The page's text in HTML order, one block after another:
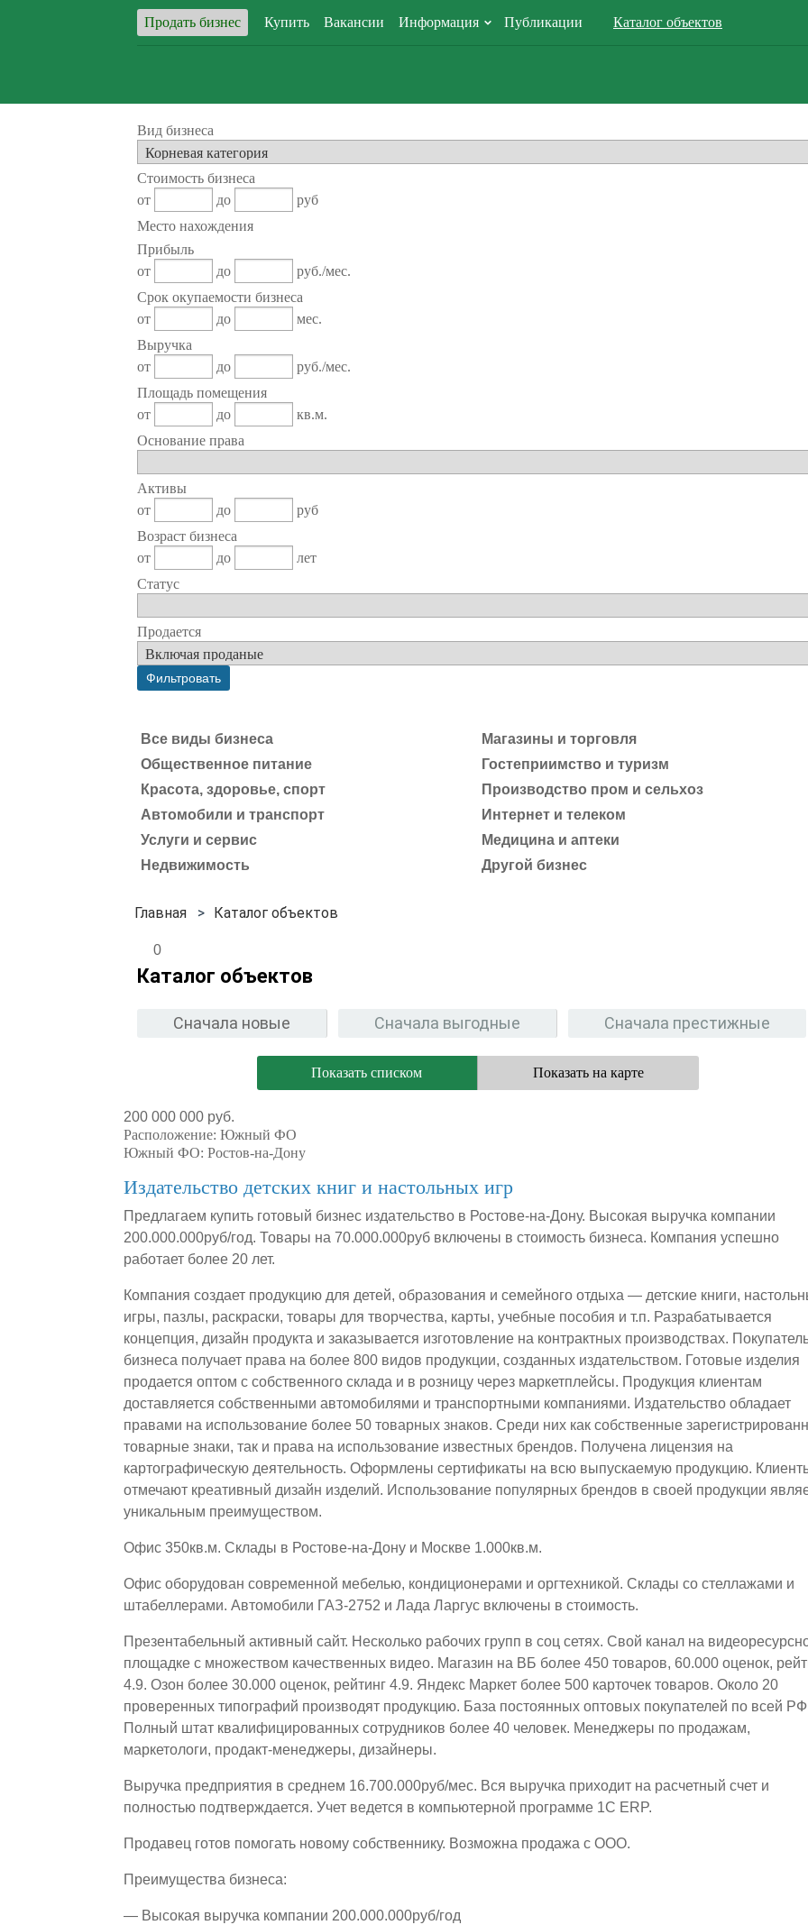
Продать бизнес Купить Вакансии Информация Публикации Каталог объектов
Вид бизнеса
Стоимость бизнеса
от
до
руб
Место нахождения
Прибыль
от
до
руб./мес.
Срок окупаемости бизнеса
от
до
мес.
Выручка
от
до
руб./мес.
Площадь помещения
от
до
кв.м.
Основание права
Активы
от
до
руб
Возраст бизнеса
от
до
лет
Статус
Продается
Все виды бизнеса
Магазины и торговля
Общественное питание
Гостеприимство и туризм
Красота, здоровье, спорт
Производство пром и сельхоз
Автомобили и транспорт
Интернет и телеком
Услуги и сервис
Медицина и аптеки
Недвижимость
Другой бизнес
Каталог объектов
0
Каталог объектов
Сначала новые Сначала выгодные Сначала престижные
Показать списком Показать на карте
200 000 000 руб.
Расположение: Южный ФО
Южный ФО: Ростов-на-Дону
Издательство детских книг и настольных игр
Предлагаем купить готовый бизнес издательство в Ростове-на-Дону. Высокая выручка компании
200.000.000руб/год. Товары на 70.000.000руб включены в стоимость бизнеса. Компания успешно
работает более 20 лет.
Компания создает продукцию для детей, образования и семейного отдыха — детские книги,
игры, пазлы, раскраски, товары для творчества, карты, учебные пособия и т.п. Разрабатывается
концепция, дизайн продукта и заказывается изготовление на контрактных производствах.
бизнеса получает права на более 800 видов продукции, созданных издательством. Готовые изделия
продается оптом с собственного склада и в розницу через маркетплейсы. Продукция клиентам
доставляется собственными автомобилями и транспортными компаниями. Издательство обладает
правами на использование более 50 товарных знаков. Среди них как собственные
товарные знаки, так и права на использование известных брендов. Получена лицензия на
картографическую деятельность. Оформлены сертификаты на всю выпускаемую продукцию.
отмечают креативный дизайн изделий. Использование популярных брендов в своей продукции
уникальным преимуществом.
Офис 350кв.м. Склады в Ростове-на-Дону и Москве 1.000кв.м.
Офис оборудован современной мебелью, кондиционерами и оргтехникой. Склады со стеллажами и
штабеллерами. Автомобили ГАЗ-2752 и Лада Ларгус включены в стоимость.
Презентабельный активный сайт. Несколько рабочих групп в соц сетях. Свой канал на
площадке с множеством качественных видео. Магазин на ВБ более 450 товаров, 60.000 оценок,
4.9. Озон более 30.000 оценок, рейтинг 4.9. Яндекс Маркет более 500 карточек товаров. Около 20
проверенных типографий производят продукцию. База постоянных оптовых покупателей по всей
Полный штат квалифицированных сотрудников более 40 человек. Менеджеры по продажам,
маркетологи, продакт-менеджеры, дизайнеры.
Выручка предприятия в среднем 16.700.000руб/мес. Вся выручка приходит на расчетный счет и
полностью подтверждается. Учет ведется в компьютерной программе 1С ЕRP.
Продавец готов помогать новому собственнику. Возможна продажа с ООО.
Преимущества бизнеса:
— Высокая выручка компании 200.000.000руб/год